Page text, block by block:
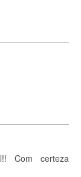
Com certeza